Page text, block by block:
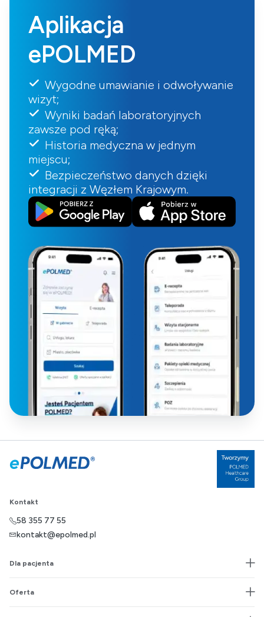
Aplikacja
ePOLMED
Wygodne umawianie i odwoływanie
wizyt;
Wyniki badań laboratoryjnych
zawsze pod ręką;
Historia medyczna w jednym
miejscu;
Bezpieczeństwo danych dzięki
integracji z Węzłem Krajowym.
Kontakt
58 355 77 55
kontakt@epolmed.pl
Dla pacjenta
Oferta